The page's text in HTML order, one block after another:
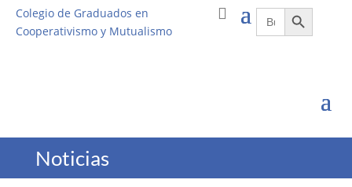
Colegio de Graduados en
Cooperativismo y Mutualismo
Buscar:Botón de búsqueda
Noticias